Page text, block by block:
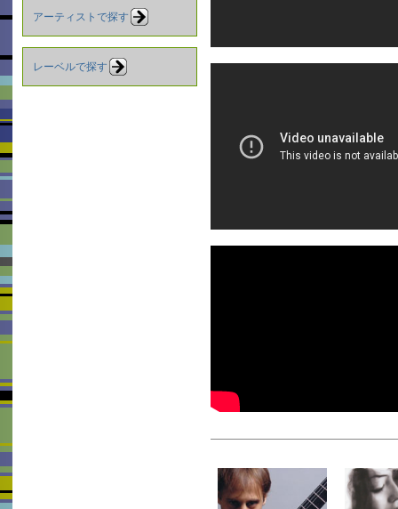
アーティストで探す
レーベルで探す